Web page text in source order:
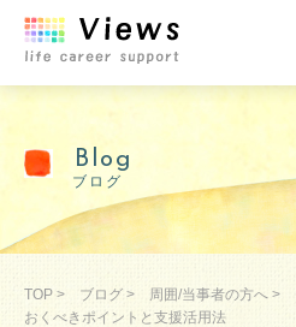
Blog
ブログ
TOP > ブログ > 周囲/当事者の方へ >
おくべきポイントと支援活用法